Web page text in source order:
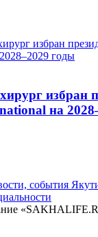
избран
на